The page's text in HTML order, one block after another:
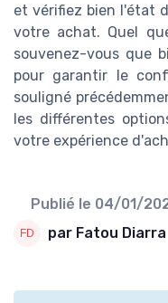
et vérifiez bien l'état
votre achat. Quel
souvenez-vous que
pour garantir le
souligné
les différentes
votre expérience
Publié le 04/01/
par Fatou Diarra